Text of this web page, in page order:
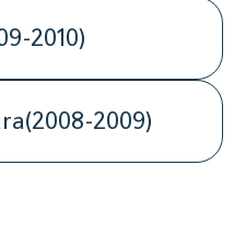
2010)
2009)